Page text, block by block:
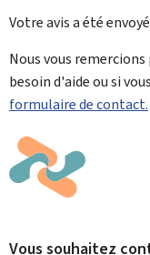
Votre avis a été
Nous vous
besoin d'aide ou si
formulaire de contact.
Vous souhaitez